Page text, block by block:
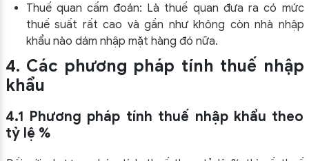
Thuế quan cấm đoán: Là thuế quan đưa ra có mức
thuế suất rất cao và gần như không còn nhà nhập
khẩu nào dám nhập mặt hàng đó nữa.
4. Các phương pháp tính thuế nhập
khẩu
4.1 Phương pháp tính thuế nhập khẩu theo
tỷ lệ %